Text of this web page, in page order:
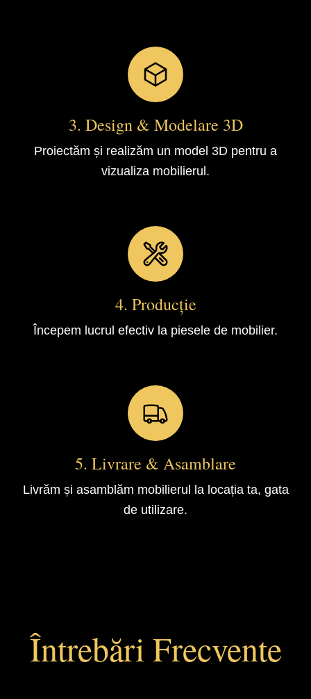
3. Design & Modelare 3D
Proiectăm și realizăm un model 3D pentru a
vizualiza mobilierul.
4. Producție
Începem lucrul efectiv la piesele de mobilier.
5. Livrare & Asamblare
Livrăm și asamblăm mobilierul la locația ta, gata
de utilizare.
Întrebări Frecvente